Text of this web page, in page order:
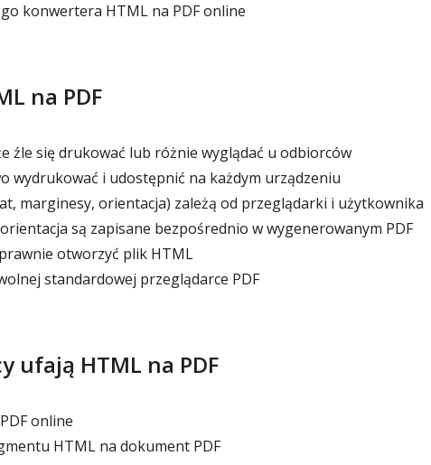
konwertera HTML na PDF online
na PDF
źle się drukować lub różnie wyglądać u odbiorców
wydrukować i udostępnić na każdym urządzeniu
marginesy, orientacja) zależą od przeglądarki i użytkownika
są zapisane bezpośrednio w wygenerowanym PDF
otworzyć plik HTML
standardowej przeglądarce PDF
ufają HTML na PDF
online
HTML na dokument PDF